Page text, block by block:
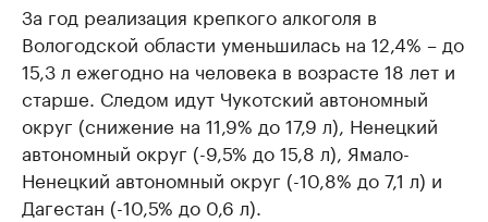
За год реализация крепкого алкоголя в
Вологодской области уменьшилась на 12,4% – до
15,3 л ежегодно на человека в возрасте 18 лет и
старше. Следом идут Чукотский автономный
округ (снижение на 11,9% до 17,9 л), Ненецкий
автономный округ (-9,5% до 15,8 л), Ямало-
Ненецкий автономный округ (-10,8% до 7,1 л) и
Дагестан (-10,5% до 0,6 л).